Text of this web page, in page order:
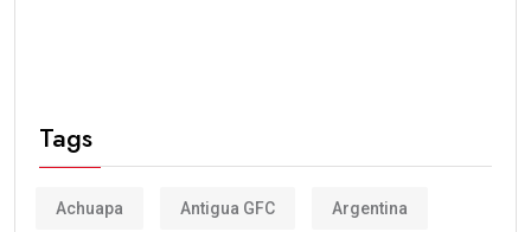
Tags
Achuapa Antigua GFC Argentina